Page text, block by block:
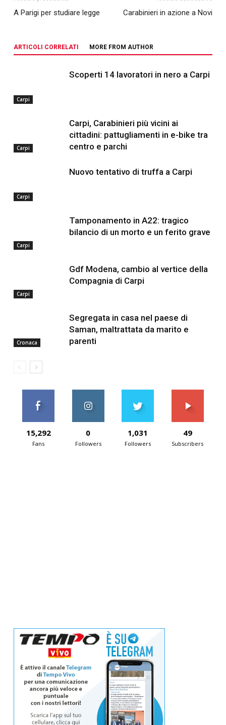
A Parigi per studiare legge Carabinieri in azione a Novi
ARTICOLI CORRELATI MORE FROM AUTHOR
Carpi
Scoperti 14 lavoratori in nero a Carpi
Carpi
Carpi, Carabinieri più vicini ai
cittadini: pattugliamenti in e-bike tra
centro e parchi
Carpi
Nuovo tentativo di truffa a Carpi
Carpi
Tamponamento in A22: tragico
bilancio di un morto e un ferito grave
Carpi
Gdf Modena, cambio al vertice della
Compagnia di Carpi
Cronaca
Segregata in casa nel paese di
Saman, maltrattata da marito e
parenti
15,292
Fans
0
Followers
1,031
Followers
49
Subscribers